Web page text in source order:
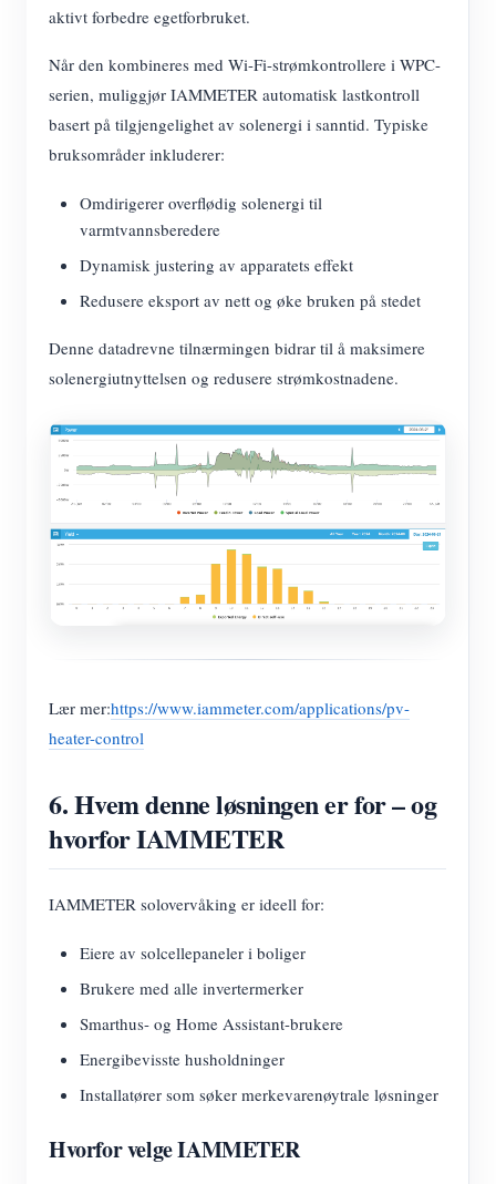
aktivt forbedre egetforbruket.
Når den kombineres med Wi-Fi-strømkontrollere i WPC-
serien, muliggjør IAMMETER automatisk lastkontroll
basert på tilgjengelighet av solenergi i sanntid. Typiske
bruksområder inkluderer:
Omdirigerer overflødig solenergi til
varmtvannsberedere
Dynamisk justering av apparatets effekt
Redusere eksport av nett og øke bruken på stedet
Denne datadrevne tilnærmingen bidrar til å maksimere
solenergiutnyttelsen og redusere strømkostnadene.
Lær mer:https://www.iammeter.com/applications/pv-
heater-control
6. Hvem denne løsningen er for – og
hvorfor IAMMETER
IAMMETER solovervåking er ideell for:
Eiere av solcellepaneler i boliger
Brukere med alle invertermerker
Smarthus- og Home Assistant-brukere
Energibevisste husholdninger
Installatører som søker merkevarenøytrale løsninger
Hvorfor velge IAMMETER